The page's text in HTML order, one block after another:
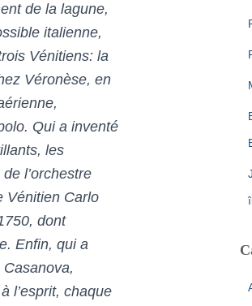
de la lagune,
italienne,
Vénitiens: la
Véronèse, en
Qui a inventé
les
l’orchestre
Vénitien Carlo
dont
Enfin, qui a
l’esprit, chaque